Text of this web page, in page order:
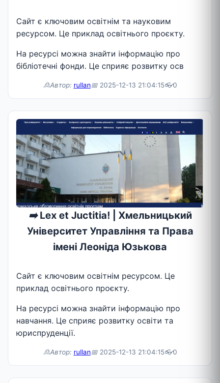
Сайт є ключовим освітнім та науковим
ресурсом. Це приклад освітнього проєкту.
На ресурсі можна знайти інформацію про
бібліотечні фонди. Це сприяє розвитку осв
🙎Автор: rullan📅2025-12-13 21:04:15👓0
➡️Lex et Juctitia! | Хмельницький
Університет Управління та Права
імені Леоніда Юзькова
Сайт є ключовим освітнім ресурсом. Це
приклад освітнього проєкту.
На ресурсі можна знайти інформацію про
навчання. Це сприяє розвитку освіти та
юриспруденції.
🙎Автор: rullan📅2025-12-13 21:04:15👓0